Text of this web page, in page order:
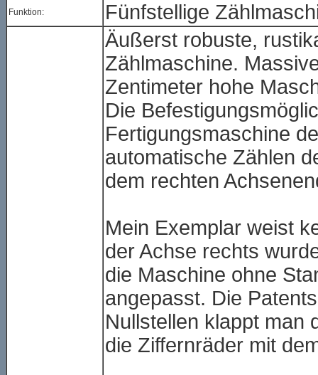
Funktion: Fünfstellige
Äußerst robuste,
Zählmaschine.
Zentimeter hohe
Die
Fertigungsmaschine
automatische Zählen
dem rechten
Mein Exemplar weist
der Achse rechts
die Maschine ohne
angepasst. Die
Nullstellen klappt man
die Ziffernräder mit